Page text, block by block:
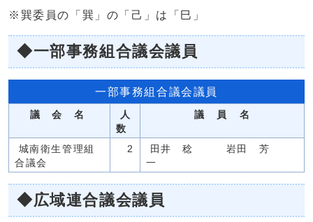
※巽委員の「巽」の「己」は「巳」
◆一部事務組合議会議員
一部事務組合議会議員
議 会 名
人
数
議 員 名
城南衛生管理組
合議会
2
田井 稔 岩田 芳
一
◆広域連合議会議員